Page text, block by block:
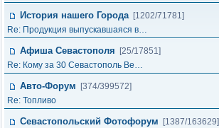
История нашего Города [1202/71781]
Re: Продукция выпускавшаяся в…
Афиша Севастополя
[25/17851]
Re: Кому за 30 Севастополь Ве…
Авто-Форум
[374/399572]
Re: Топливо
Севастопольский Фотофорум
[1387/163629]